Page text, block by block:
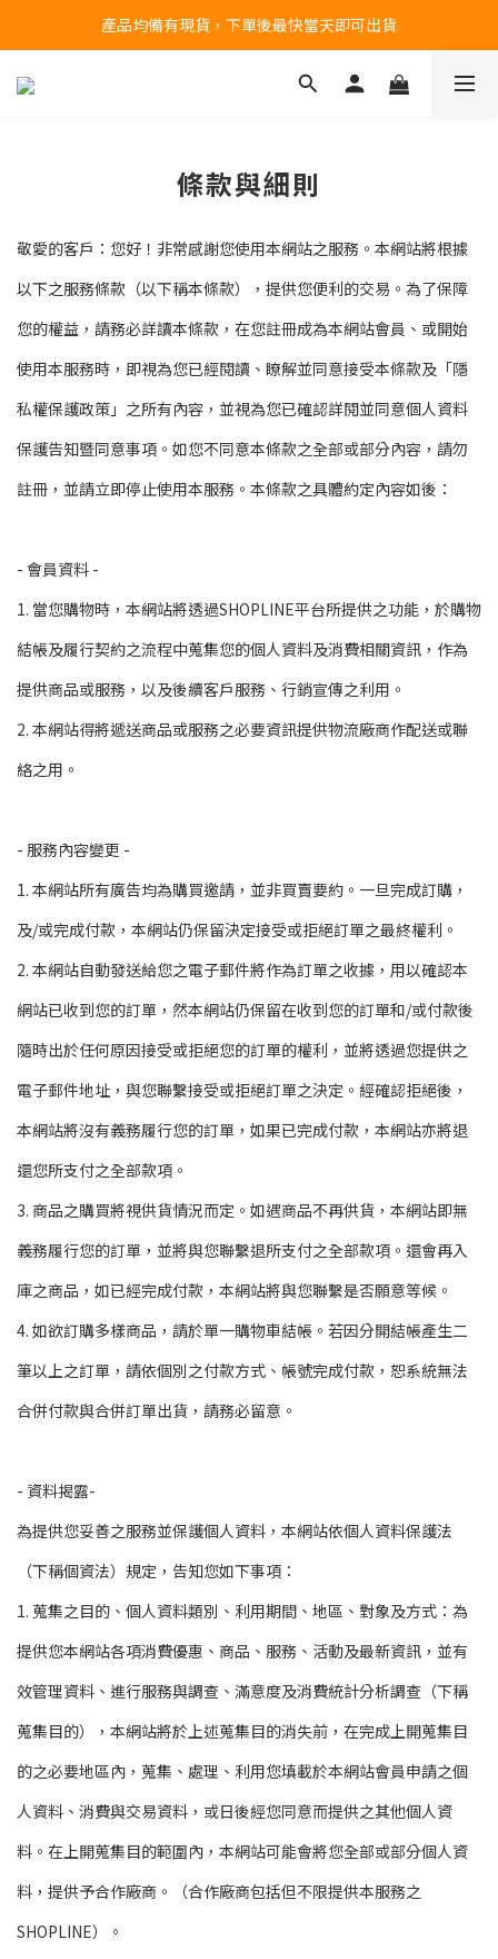
台北民權門市，現貨展示中
產品均備有現貨，下單後最快當天即可出貨
台北民權門市，現貨展示中
條款與細則
敬愛的客戶：您好！非常感謝您使用本網站之服務。本網站將根據
以下之服務條款（以下稱本條款），提供您便利的交易。為了保障
您的權益，請務必詳讀本條款，在您註冊成為本網站會員、或開始
使用本服務時，即視為您已經閱讀、瞭解並同意接受本條款及「隱
私權保護政策」之所有內容，並視為您已確認詳閱並同意個人資料
保護告知暨同意事項。如您不同意本條款之全部或部分內容，請勿
註冊，並請立即停止使用本服務。本條款之具體約定內容如後：
- 會員資料 -
1. 當您購物時，本網站將透過SHOPLINE平台所提供之功能，於購物
結帳及履行契約之流程中蒐集您的個人資料及消費相關資訊，作為
提供商品或服務，以及後續客戶服務、行銷宣傳之利用。
2. 本網站得將遞送商品或服務之必要資訊提供物流廠商作配送或聯
絡之用。
- 服務內容變更 -
1. 本網站所有廣告均為購買邀請，並非買賣要約。一旦完成訂購，
及/或完成付款，本網站仍保留決定接受或拒絕訂單之最終權利。
2. 本網站自動發送給您之電子郵件將作為訂單之收據，用以確認本
網站已收到您的訂單，然本網站仍保留在收到您的訂單和/或付款後
隨時出於任何原因接受或拒絕您的訂單的權利，並將透過您提供之
電子郵件地址，與您聯繫接受或拒絕訂單之決定。經確認拒絕後，
本網站將沒有義務履行您的訂單，如果已完成付款，本網站亦將退
還您所支付之全部款項。
3. 商品之購買將視供貨情況而定。如遇商品不再供貨，本網站即無
義務履行您的訂單，並將與您聯繫退所支付之全部款項。還會再入
庫之商品，如已經完成付款，本網站將與您聯繫是否願意等候。
4. 如欲訂購多樣商品，請於單一購物車結帳。若因分開結帳產生二
筆以上之訂單，請依個別之付款方式、帳號完成付款，恕系統無法
合併付款與合併訂單出貨，請務必留意。
- 資料揭露-
為提供您妥善之服務並保護個人資料，本網站依個人資料保護法
（下稱個資法）規定，告知您如下事項：
1. 蒐集之目的、個人資料類別、利用期間、地區、對象及方式：為
提供您本網站各項消費優惠、商品、服務、活動及最新資訊，並有
效管理資料、進行服務與調查、滿意度及消費統計分析調查（下稱
蒐集目的），本網站將於上述蒐集目的消失前，在完成上開蒐集目
的之必要地區內，蒐集、處理、利用您填載於本網站會員申請之個
人資料、消費與交易資料，或日後經您同意而提供之其他個人資
料。在上開蒐集目的範圍內，本網站可能會將您全部或部分個人資
料，提供予合作廠商。（合作廠商包括但不限提供本服務之
SHOPLINE）。